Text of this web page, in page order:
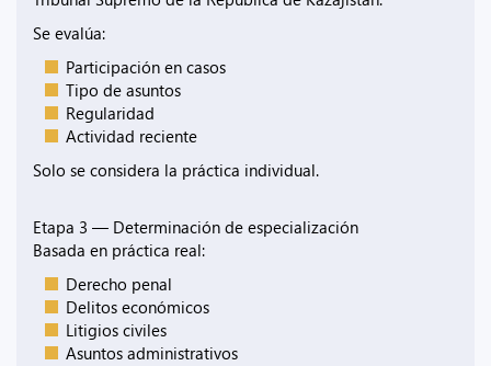
Se evalúa:
Participación en casos
Tipo de asuntos
Regularidad
Actividad reciente
Solo se considera la práctica individual.
Etapa 3 — Determinación de especialización
Basada en práctica real:
Derecho penal
Delitos económicos
Litigios civiles
Asuntos administrativos